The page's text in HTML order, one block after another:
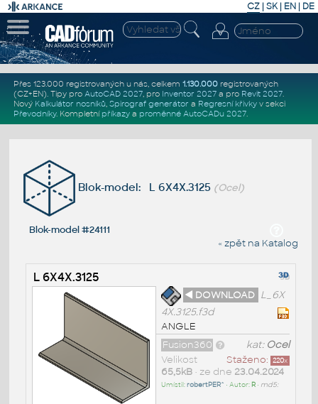
CZ | SK| EN | DE
Přes 123.000 registrovaných u nás, celkem 1.130.000registrovaných
(CZ+EN). Tipy pro AutoCAD 2027, pro Inventor 2027a pro Revit 2027.
Nový Kalkulátor nosníků, Spirograf generátor a Regresní křivkyv sekci
Převodníky. Kompletní příkazya proměnné AutoCADu 2027.
Blok-model: L 6X4X.3125 (Ocel)
Blok-model #24111
« zpět na Katalog
L 6X4X.3125
◄ DOWNLOAD L_6X
4X.3125.f3d
ANGLE
kat: Ocel
Fusion360
Staženo: 220x
Velikost
65,5kB• ze dne 23.04.2024
Umístil:robertPER^ • Autor: R• md5: